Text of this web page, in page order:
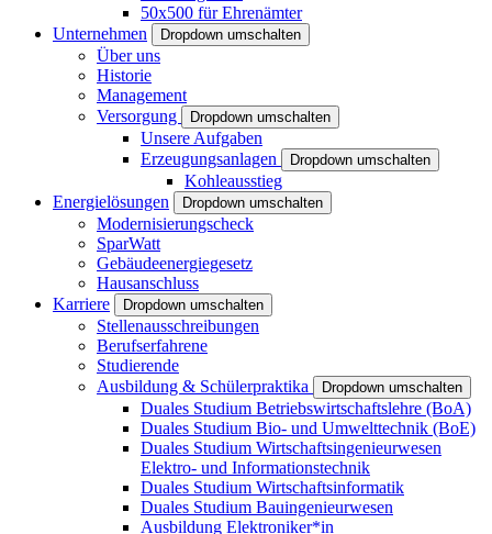
50x500 für Ehrenämter
Unternehmen
Dropdown umschalten
Über uns
Historie
Management
Versorgung
Dropdown umschalten
Unsere Aufgaben
Erzeugungsanlagen
Dropdown umschalten
Kohleausstieg
Energielösungen
Dropdown umschalten
Modernisierungscheck
SparWatt
Gebäudeenergiegesetz
Hausanschluss
Karriere
Dropdown umschalten
Stellenausschreibungen
Berufserfahrene
Studierende
Ausbildung & Schülerpraktika
Dropdown umschalten
Duales Studium Betriebswirtschaftslehre (BoA)
Duales Studium Bio- und Umwelttechnik (BoE)
Duales Studium Wirtschaftsingenieurwesen
Elektro- und Informationstechnik
Duales Studium Wirtschaftsinformatik
Duales Studium Bauingenieurwesen
Ausbildung Elektroniker*in